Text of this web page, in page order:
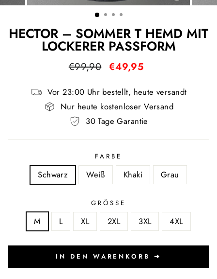
ESC)
HECTOR – SOMMER T HEMD MIT
LOCKERER PASSFORM
Normaler
€99,90 Sonderpreis
€49,95
Vor 23:00 Uhr bestellt, heute versandt
Nur heute kostenloser Versand
30 Tage Garantie
FARBE
Schwarz Weiß Khaki Grau
GRÖSSE
M L XL 2XL 3XL 4XL
IN DEN WARENKORB ➔